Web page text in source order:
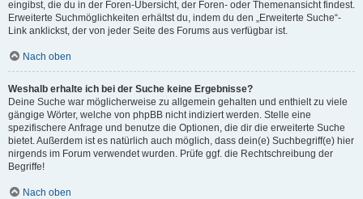
eingibst, die du in der Foren-Übersicht, der Foren- oder Themenansicht findest.
Erweiterte Suchmöglichkeiten erhältst du, indem du den „Erweiterte Suche“-
Link anklickst, der von jeder Seite des Forums aus verfügbar ist.
Nach oben
Weshalb erhalte ich bei der Suche keine Ergebnisse?
Deine Suche war möglicherweise zu allgemein gehalten und enthielt zu viele
gängige Wörter, welche von phpBB nicht indiziert werden. Stelle eine
spezifischere Anfrage und benutze die Optionen, die dir die erweiterte Suche
bietet. Außerdem ist es natürlich auch möglich, dass dein(e) Suchbegriff(e) hier
nirgends im Forum verwendet wurden. Prüfe ggf. die Rechtschreibung der
Begriffe!
Nach oben